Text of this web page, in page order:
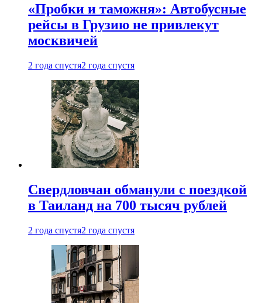
«Пробки и таможня»: Автобусные
рейсы в Грузию не привлекут
москвичей
2 года спустя2 года спустя
Свердловчан обманули с поездкой
в Таиланд на 700 тысяч рублей
2 года спустя2 года спустя